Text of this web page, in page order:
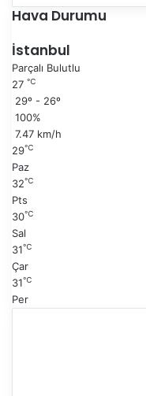
e
k
s
a
a
n
k
i
y
f
Hava Durumu
İstanbul
Parçalı Bulutlu
27 ℃
29º - 26º
100%
7.47 km/h
29℃
Paz
32℃
Pts
30℃
Sal
31℃
Çar
31℃
Per